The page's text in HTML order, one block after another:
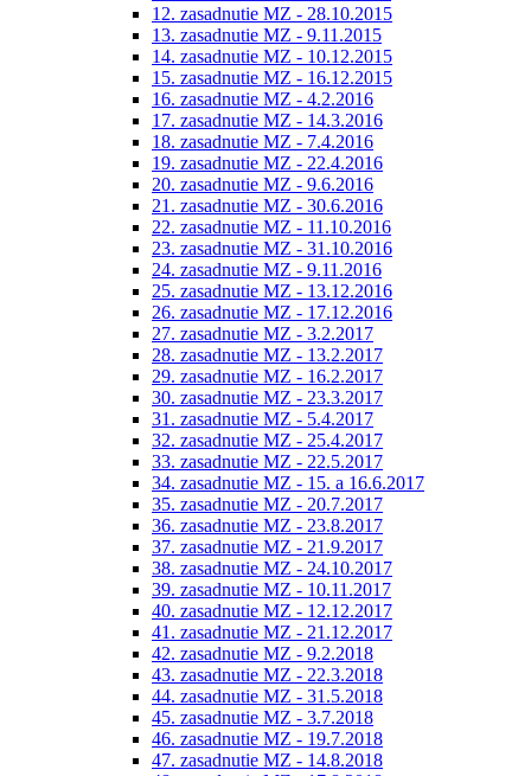
12. zasadnutie MZ - 28.10.2015
13. zasadnutie MZ - 9.11.2015
14. zasadnutie MZ - 10.12.2015
15. zasadnutie MZ - 16.12.2015
16. zasadnutie MZ - 4.2.2016
17. zasadnutie MZ - 14.3.2016
18. zasadnutie MZ - 7.4.2016
19. zasadnutie MZ - 22.4.2016
20. zasadnutie MZ - 9.6.2016
21. zasadnutie MZ - 30.6.2016
22. zasadnutie MZ - 11.10.2016
23. zasadnutie MZ - 31.10.2016
24. zasadnutie MZ - 9.11.2016
25. zasadnutie MZ - 13.12.2016
26. zasadnutie MZ - 17.12.2016
27. zasadnutie MZ - 3.2.2017
28. zasadnutie MZ - 13.2.2017
29. zasadnutie MZ - 16.2.2017
30. zasadnutie MZ - 23.3.2017
31. zasadnutie MZ - 5.4.2017
32. zasadnutie MZ - 25.4.2017
33. zasadnutie MZ - 22.5.2017
34. zasadnutie MZ - 15. a 16.6.2017
35. zasadnutie MZ - 20.7.2017
36. zasadnutie MZ - 23.8.2017
37. zasadnutie MZ - 21.9.2017
38. zasadnutie MZ - 24.10.2017
39. zasadnutie MZ - 10.11.2017
40. zasadnutie MZ - 12.12.2017
41. zasadnutie MZ - 21.12.2017
42. zasadnutie MZ - 9.2.2018
43. zasadnutie MZ - 22.3.2018
44. zasadnutie MZ - 31.5.2018
45. zasadnutie MZ - 3.7.2018
46. zasadnutie MZ - 19.7.2018
47. zasadnutie MZ - 14.8.2018